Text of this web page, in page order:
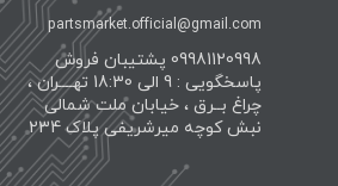
partsmarket.official@gmail.com
09981120998 پشتیبان فروش
پاسخگویی : 9 الی 18:30 تهــــران ،
چراغ بــرق ، خیابان ملت شمالی
نبش کوچه میرشریفی پلاک 234